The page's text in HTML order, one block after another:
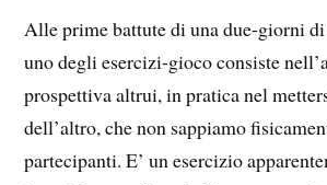
Alle prime battute di una due-giorni di
uno degli esercizi-gioco consiste
prospettiva altrui, in pratica nel
dell’altro, che non sappiamo
partecipanti. E’ un esercizio